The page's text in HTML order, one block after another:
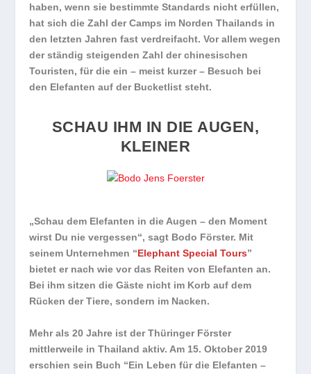
haben, wenn sie bestimmte Standards nicht erfüllen,
hat sich die Zahl der Camps im Norden Thailands in
den letzten Jahren fast verdreifacht. Vor allem wegen
der ständig steigenden Zahl der chinesischen
Touristen, für die ein – meist kurzer – Besuch bei
den Elefanten auf der Bucketlist steht.
SCHAU IHM IN DIE AUGEN,
KLEINER
„Schau dem Elefanten in die Augen – den Moment
wirst Du nie vergessen“, sagt Bodo Förster. Mit
seinem Unternehmen “Elephant Special Tours”
bietet er nach wie vor das Reiten von Elefanten an.
Bei ihm sitzen die Gäste nicht im Korb auf dem
Rücken der Tiere, sondern im Nacken.
Mehr als 20 Jahre ist der Thüringer Förster
mittlerweile in Thailand aktiv. Am 15. Oktober 2019
erschien sein Buch “Ein Leben für die Elefanten –